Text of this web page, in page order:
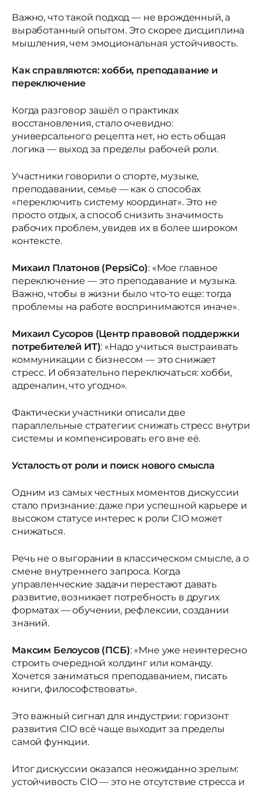
Важно, что такой подход — не врожденный, а
выработанный опытом. Это скорее дисциплина
мышления, чем эмоциональная устойчивость.
Как справляются: хобби, преподавание и
переключение
Когда разговор зашёл о практиках
восстановления, стало очевидно:
универсального рецепта нет, но есть общая
логика — выход за пределы рабочей роли.
Участники говорили о спорте, музыке,
преподавании, семье — как о способах
«переключить систему координат». Это не
просто отдых, а способ снизить значимость
рабочих проблем, увидев их в более широком
контексте.
Михаил Платонов (PepsiCo): «Мое главное
переключение — это преподавание и музыка.
Важно, чтобы в жизни было что-то еще: тогда
проблемы на работе воспринимаются иначе».
Михаил Сусоров (Центр правовой поддержки
потребителей ИТ): «Надо учиться выстраивать
коммуникации с бизнесом — это снижает
стресс. И обязательно переключаться: хобби,
адреналин, что угодно».
Фактически участники описали две
параллельные стратегии: снижать стресс внутри
системы и компенсировать его вне её.
Усталость от роли и поиск нового смысла
Одним из самых честных моментов дискуссии
стало признание: даже при успешной карьере и
высоком статусе интерес к роли CIO может
снижаться.
Речь не о выгорании в классическом смысле, а о
смене внутреннего запроса. Когда
управленческие задачи перестают давать
развитие, возникает потребность в других
форматах — обучении, рефлексии, создании
знаний.
Максим Белоусов (ПСБ): «Мне уже неинтересно
строить очередной холдинг или команду.
Хочется заниматься преподаванием, писать
книги, философствовать».
Это важный сигнал для индустрии: горизонт
развития CIO всё чаще выходит за пределы
самой функции.
Итог дискуссии оказался неожиданно зрелым:
устойчивость CIO — это не отсутствие стресса и